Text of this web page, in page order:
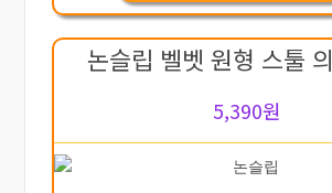
논슬립 벨벳 원형 스툴
5,390원